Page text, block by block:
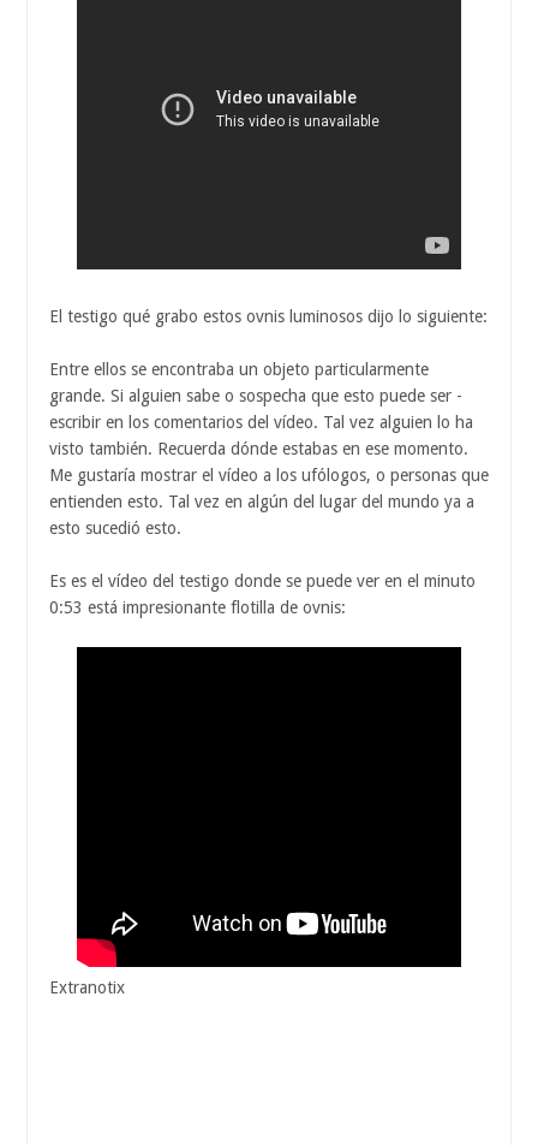
El testigo qué grabo estos ovnis luminosos dijo lo siguiente:
Entre ellos se encontraba un objeto particularmente
grande. Si alguien sabe o sospecha que esto puede ser -
escribir en los comentarios del vídeo. Tal vez alguien lo ha
visto también. Recuerda dónde estabas en ese momento.
Me gustaría mostrar el vídeo a los ufólogos, o personas que
entienden esto. Tal vez en algún del lugar del mundo ya a
esto sucedió esto.
Es es el vídeo del testigo donde se puede ver en el minuto
0:53 está impresionante flotilla de ovnis:
Extranotix